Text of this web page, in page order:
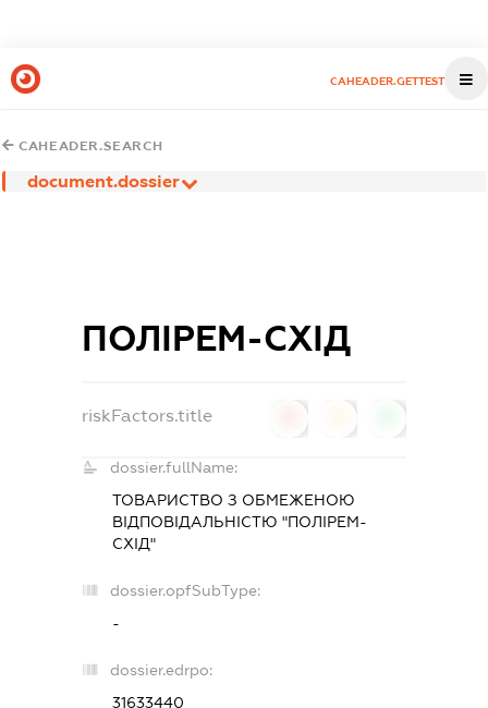
CAHEADER.GETTEST
CAHEADER.SEARCH
document.dossier
ПОЛІРЕМ-СХІД
riskFactors.title
dossier.fullName:
ТОВАРИСТВО З ОБМЕЖЕНОЮ
ВІДПОВІДАЛЬНІСТЮ "ПОЛІРЕМ-
СХІД"
dossier.opfSubType:
-
dossier.edrpo:
31633440